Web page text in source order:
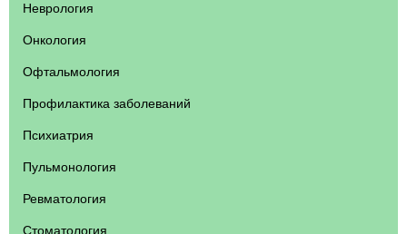
Неврология
Онкология
Офтальмология
Профилактика заболеваний
Психиатрия
Пульмонология
Ревматология
Стоматология